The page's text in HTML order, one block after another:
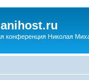
конференция Николая